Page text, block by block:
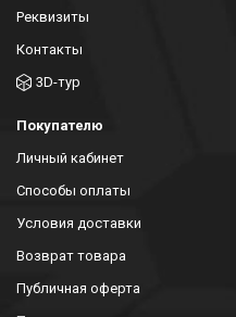
Реквизиты
Контакты
3D-тур
Покупателю
Личный кабинет
Способы оплаты
Условия доставки
Возврат товара
Публичная оферта